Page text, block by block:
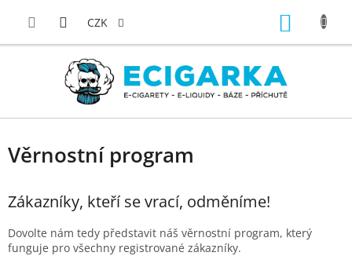
CZK
Věrnostní program
Zákazníky, kteří se vrací, odměníme!
Dovolte nám tedy představit náš věrnostní program, který
funguje pro všechny registrované zákazníky.